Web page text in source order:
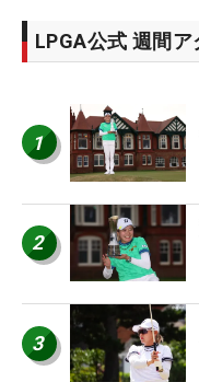
LPGA公式 週間
1
2
3